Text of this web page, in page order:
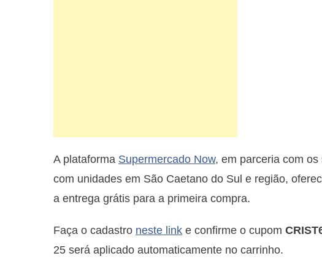
A plataforma Supermercado Now, em parceria com os
com unidades em São Caetano do Sul e região,
a entrega grátis para a primeira compra.
Faça o cadastro neste link e confirme o cupom
25 será aplicado automaticamente no carrinho.